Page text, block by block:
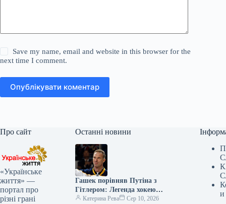
Save my name, email and website in this browser for the
next time I comment.
Опублікувати коментар
Про сайт
«Українське
життя» —
портал про
різні грані
Останні новини
Гашек порівняв Путіна з
Гітлером: Легенда хокею
пояснив неминучий крах
Катерина Рева Сер 10, 2026
и